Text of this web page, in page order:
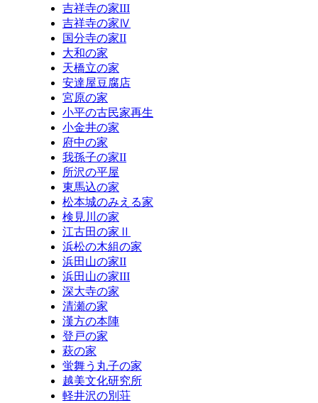
吉祥寺の家III
吉祥寺の家Ⅳ
国分寺の家II
大和の家
天橋立の家
安達屋豆腐店
宮原の家
小平の古民家再生
小金井の家
府中の家
我孫子の家II
所沢の平屋
東馬込の家
松本城のみえる家
検見川の家
江古田の家Ⅱ
浜松の木組の家
浜田山の家II
浜田山の家III
深大寺の家
清瀬の家
漢方の本陣
登戸の家
萩の家
蛍舞う丸子の家
越美文化研究所
軽井沢の別荘